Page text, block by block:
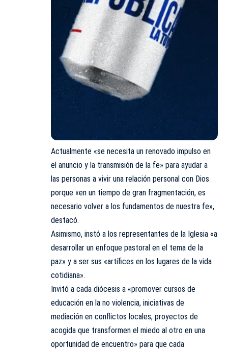
Actualmente «se necesita un renovado impulso en
el anuncio y la transmisión de la fe» para ayudar a
las personas a vivir una relación personal con Dios
porque «en un tiempo de gran fragmentación, es
necesario volver a los fundamentos de nuestra fe»,
destacó.
Asimismo, instó a los representantes de la Iglesia «a
desarrollar un enfoque pastoral en el tema de la
paz» y a ser sus «artífices en los lugares de la vida
cotidiana».
Invitó a cada diócesis a «promover cursos de
educación en la no violencia, iniciativas de
mediación en conflictos locales, proyectos de
acogida que transformen el miedo al otro en una
oportunidad de encuentro» para que cada